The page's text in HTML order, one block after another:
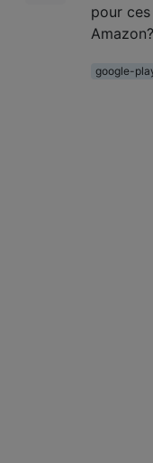
pour
Amazon?
google-